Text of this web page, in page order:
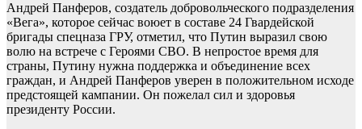
Андрей Панферов, создатель добровольческого подразделения
«Вега», которое сейчас воюет в составе 24 Гвардейской
бригады спецназа ГРУ, отметил, что Путин выразил свою
волю на встрече с Героями СВО. В непростое время для
страны, Путину нужна поддержка и объединение всех
граждан, и Андрей Панферов уверен в положительном исходе
предстоящей кампании. Он пожелал сил и здоровья
президенту России.